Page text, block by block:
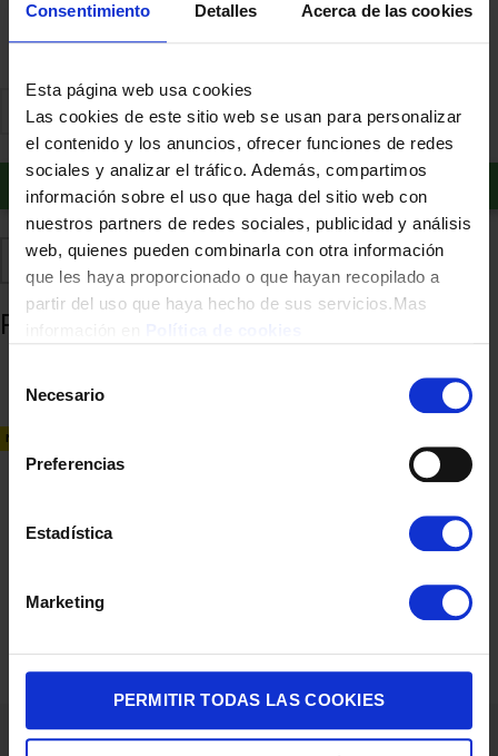
Consentimiento Detalles Acerca de las cookies
Esta página web usa cookies
Las cookies de este sitio web se usan para personalizar
el contenido y los anuncios, ofrecer funciones de redes
sociales y analizar el tráfico. Además, compartimos
información sobre el uso que haga del sitio web con
nuestros partners de redes sociales, publicidad y análisis
web, quienes pueden combinarla con otra información
que les haya proporcionado o que hayan recopilado a
partir del uso que haya hecho de sus servicios.Mas
consentimiento
Necesario
Preferencias
Estadística
Marketing
PERMITIR TODAS LAS COOKIES
+ info
Añadir al carrito
Añadir a favoritos Comparte
Productos relacionados
NUEVO
SMARTPHONE REALME 14T 5G 8/256 6,67″ OBSIDIAN BL
239,00€